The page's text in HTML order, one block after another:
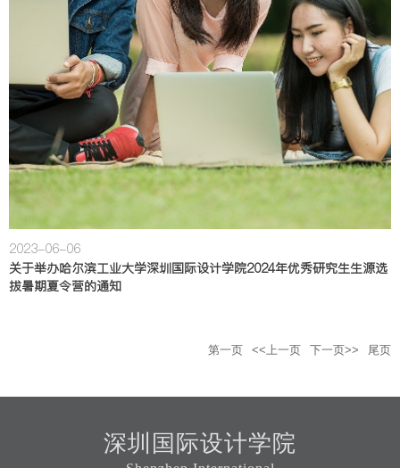
2023-06-06
关于举办哈尔滨工业大学深圳国际设计学院2024年优秀研究生生源选
拔暑期夏令营的通知
第一页 <<上一页 下一页>> 尾页
深圳国际设计学院